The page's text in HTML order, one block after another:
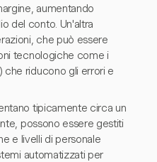
aumentando
del conto. Un'altra
che può essere
tecnologiche come i
che riducono gli errori e
tipicamente circa un
possono essere gestiti
e livelli di personale
automatizzati per